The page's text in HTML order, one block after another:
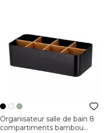
Organisateur salle de bain 8
compartiments bambou